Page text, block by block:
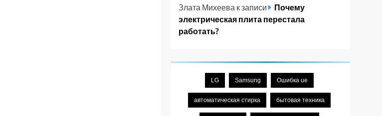
Злата Михеева к записи Почему
электрическая плита перестала
работать?
LG Samsung Ошибка ue
автоматическая стирка бытовая техника